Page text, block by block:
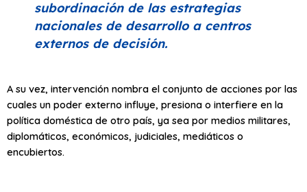
subordinación de las estrategias
nacionales de desarrollo a centros
externos de decisión.
A su vez, intervención nombra el conjunto de acciones por las
cuales un poder externo influye, presiona o interfiere en la
política doméstica de otro país, ya sea por medios militares,
diplomáticos, económicos, judiciales, mediáticos o
encubiertos.